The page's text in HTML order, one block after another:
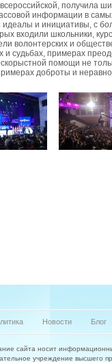
получила
информации в
и инициативы, с
входили школьники,
волонтерских и
и судьбах, примерах
помощи не
доброты и
Новости Блог
сайта носит
учреждение высшего